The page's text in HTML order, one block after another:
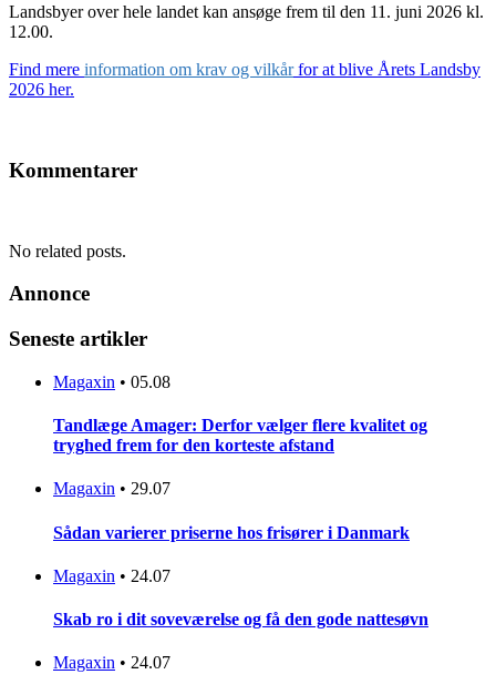
Landsbyer over hele landet kan ansøge frem til den 11. juni 2026 kl.
12.00.
Find mere information om krav og vilkårfor at blive Årets Landsby
2026 her.
Kommentarer
No related posts.
Annonce
Seneste artikler
Magaxin • 05.08
Tandlæge Amager: Derfor vælger flere kvalitet og
tryghed frem for den korteste afstand
Magaxin • 29.07
Sådan varierer priserne hos frisører i Danmark
Magaxin • 24.07
Skab ro i dit soveværelse og få den gode nattesøvn
Magaxin • 24.07